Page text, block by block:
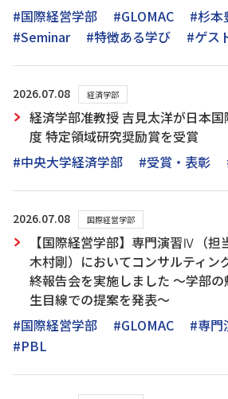
#国際経営学部
#GLOMAC #杉本
#Seminar
#特徴ある学び #ゲス
2026.07.08 経済学部
経済学部准教授 吉見太洋が日本
度 特定領域研究奨励賞を受賞
#中央大学経済学部
#受賞・表彰
2026.07.08 国際経営学部
【国際経営学部】専門演習Ⅳ（担
木村剛）においてコンサルティン
終報告会を実施しました ～学部
生目線での提案を発表～
#国際経営学部
#GLOMAC #専門
#PBL